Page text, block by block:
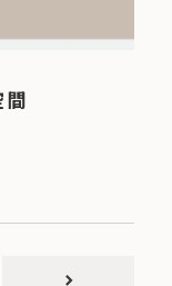
chevron_right